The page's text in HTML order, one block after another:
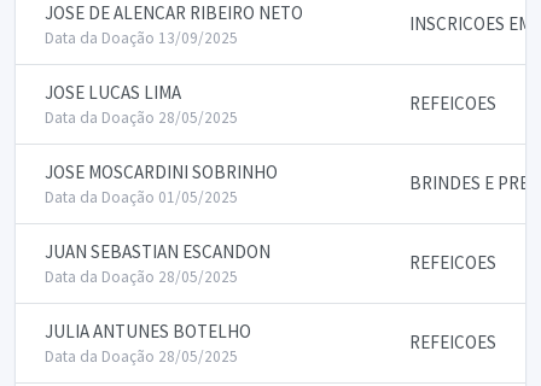
JOSE DE ALENCAR RIBEIRO NETO
Data da Doação 13/09/2025
INSCRICOES EM
JOSE LUCAS LIMA
Data da Doação 28/05/2025
REFEICOES
JOSE MOSCARDINI SOBRINHO
Data da Doação 01/05/2025
BRINDES E
JUAN SEBASTIAN ESCANDON
Data da Doação 28/05/2025
REFEICOES
JULIA ANTUNES BOTELHO
Data da Doação 28/05/2025
REFEICOES